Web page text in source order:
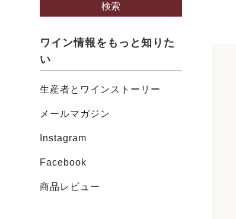
検索
ワイン情報をもっと知りた
い
生産者とワインストーリー
メールマガジン
Instagram
Facebook
商品レビュー